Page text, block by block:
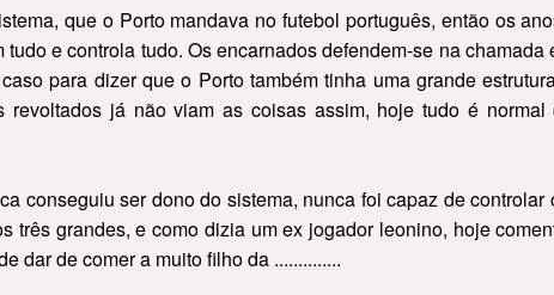
que o Porto mandava no futebol português, então os
e controla tudo. Os encarnados defendem-se na chamada
para dizer que o Porto também tinha uma grande
já não viam as coisas assim, hoje tudo é normal
conseguiu ser dono do sistema, nunca foi capaz de controlar
três grandes, e como dizia um ex jogador leonino, hoje
dar de comer a muito filho da ..............